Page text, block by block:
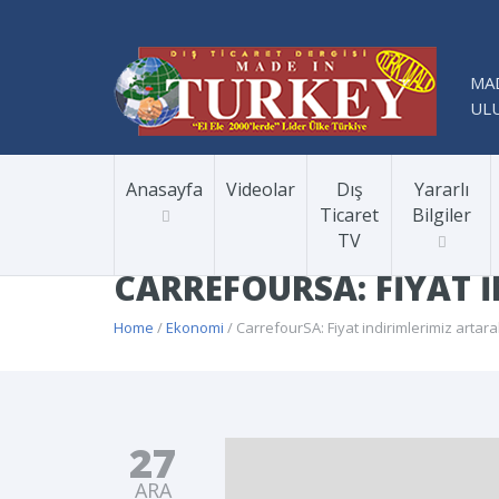
Anasayfa Videolar
Dış
Ticaret
TV
Yararlı
Bilgiler
CARREFOURSA: FIYAT
Home /Ekonomi / CarrefourSA: Fiyat indirimlerimiz
27
ARA